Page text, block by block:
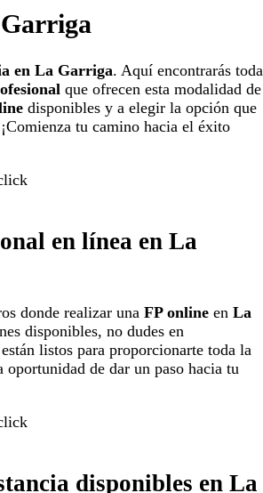
en La Garriga. Aquí encontrarás toda
que ofrecen esta modalidad de
disponibles y a elegir la opción que
tu camino hacia el éxito
en línea en La
donde realizar una FP online en La
disponibles, no dudes en
están listos para proporcionarte toda la
oportunidad de dar un paso hacia tu
disponibles en La